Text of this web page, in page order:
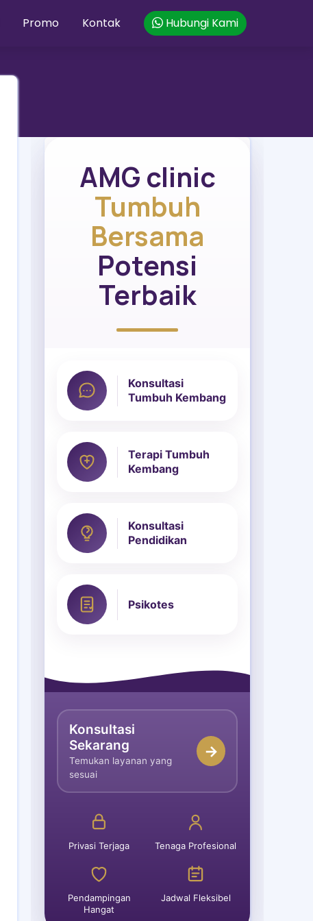
Promo Kontak Hubungi Kami
AMG clinic
Tumbuh
Bersama
Potensi
Terbaik
Konsultasi
Tumbuh Kembang
Terapi Tumbuh
Kembang
Konsultasi
Pendidikan
Psikotes
Konsultasi
Sekarang
Temukan layanan yang
sesuai
→
Privasi Terjaga Tenaga Profesional
Pendampingan
Hangat
Jadwal Fleksibel